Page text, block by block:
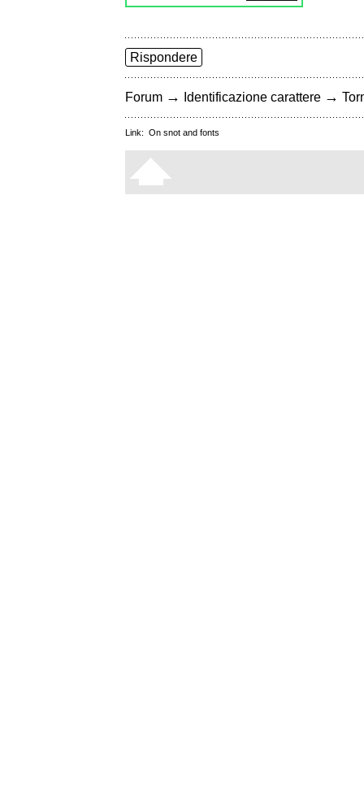
Rispondere
Forum → Identificazione carattere →
Link: On snot and fonts